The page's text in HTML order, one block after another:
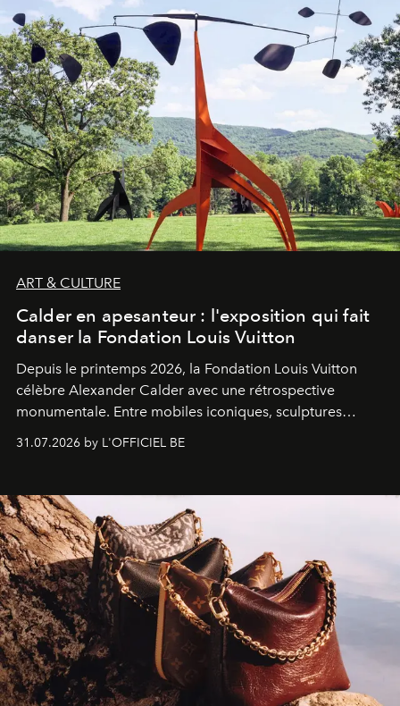
ART & CULTURE
Calder en apesanteur : l'exposition qui fait
danser la Fondation Louis Vuitton
Depuis le printemps 2026, la Fondation Louis Vuitton
célèbre Alexander Calder avec une rétrospective
monumentale. Entre mobiles iconiques, sculptures
monumentales et poésie du mouvement, l'artiste
américain investit les espaces imaginés par Frank Gehry
sculpture.
31.07.2026 by L'OFFICIEL BE